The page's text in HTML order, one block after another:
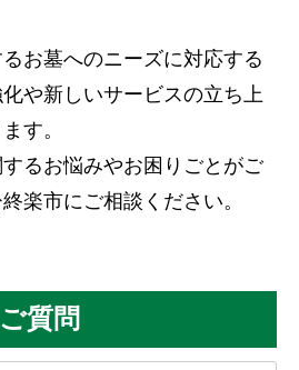
お墓へのニーズに対応する
や新しいサービスの立ち上
す。
るお悩みやお困りごとがご
楽市にご相談ください。
質問